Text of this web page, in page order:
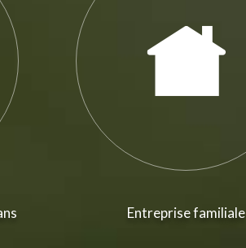
Entreprise familiale